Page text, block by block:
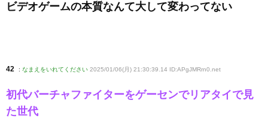
ビデオゲームの本質なんて大して変わってない
42 : なまえをいれてください 2025/01/06(月) 21:30:39.14 ID:APgJMRrn0 .net
初代バーチャファイターをゲーセンでリアタイで見
た世代